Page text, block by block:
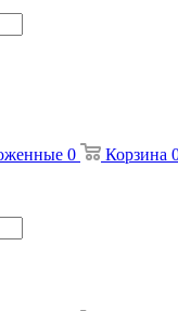
0 Корзина